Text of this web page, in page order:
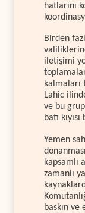
hatlarını
Birden
iletişimi
kalmaları
Lahic
ve bu
batı
Yemen
kapsamlı
zamanlı
baskın ve